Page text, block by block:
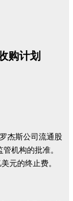
购计划
杰斯公司流通股
机构的批准。
元的终止费。